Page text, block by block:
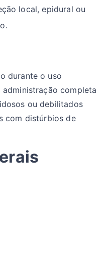
local, epidural ou
durante o uso
completa
ou debilitados
com distúrbios de